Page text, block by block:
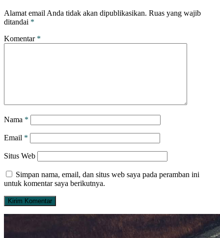
Alamat email Anda tidak akan dipublikasikan. Ruas yang wajib
ditandai *
Komentar *
Nama *
Email *
Situs Web
Simpan nama, email, dan situs web saya pada peramban ini
untuk komentar saya berikutnya.